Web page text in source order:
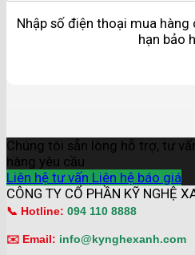
Nhập số điện thoại mua
hạn bảo
Chúng tôi sẵn lòng hỗ trợ, tư
hàng yêu cầu
Liên hệ tư vấn Liên hệ báo giá
CÔNG TY CỔ PHẦN KỸ NGHỆ
📞 Hotline: 094 110 8888
✉️ Email: info@kynghexanh.com